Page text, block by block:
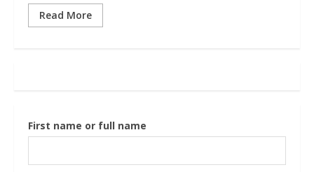
Read More
First name or full name